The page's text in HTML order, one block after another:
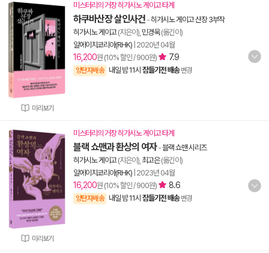
미리보기
미스터리의 거장 히가시노 게이고 타계
하쿠바산장 살인사건 -히가시노 게이고 산장 3부작
히가시노 게이고(지은이), 민경욱(옮긴이)
알에이치코리아(RHK) 2020년 04월
16,200원 (10% 할인 / 900원) 7.9
양탄자배송 내일 밤 11시 잠들기전 배송 변경
미리보기
미스터리의 거장 히가시노 게이고 타계
블랙 쇼맨과 환상의 여자-블랙 쇼맨 시리즈
히가시노 게이고(지은이), 최고은(옮긴이)
알에이치코리아(RHK) 2023년 04월
16,200원 (10% 할인 / 900원) 8.6
양탄자배송 내일 밤 11시 잠들기전 배송 변경